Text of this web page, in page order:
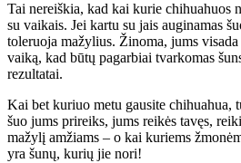
Tai nereiškia, kad kai kurie chihuahuos
su vaikais. Jei kartu su jais auginamas
toleruoja mažylius. Žinoma, jums
vaiką, kad būtų pagarbiai tvarkomas
rezultatai.
Kai bet kuriuo metu gausite chihuahua,
šuo jums prireiks, jums reikės tavęs,
mažylį amžiams – o kai kuriems
yra šunų, kurių jie nori!